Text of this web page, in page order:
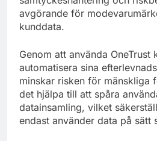
avgörande för
kunddata.
Genom att använda OneTrust
automatisera sina
minskar risken för mänskliga
det hjälpa till att spåra
datainsamling, vilket
endast använder data på sätt